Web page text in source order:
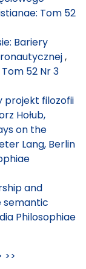
Tom 52
Bariery
,
52 Nr 3
projekt filozofii
Hołub,
on the
Lang, Berlin
and
semantic
Philosophiae
>>